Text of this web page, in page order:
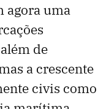
agora uma
de
a crescente
civis como